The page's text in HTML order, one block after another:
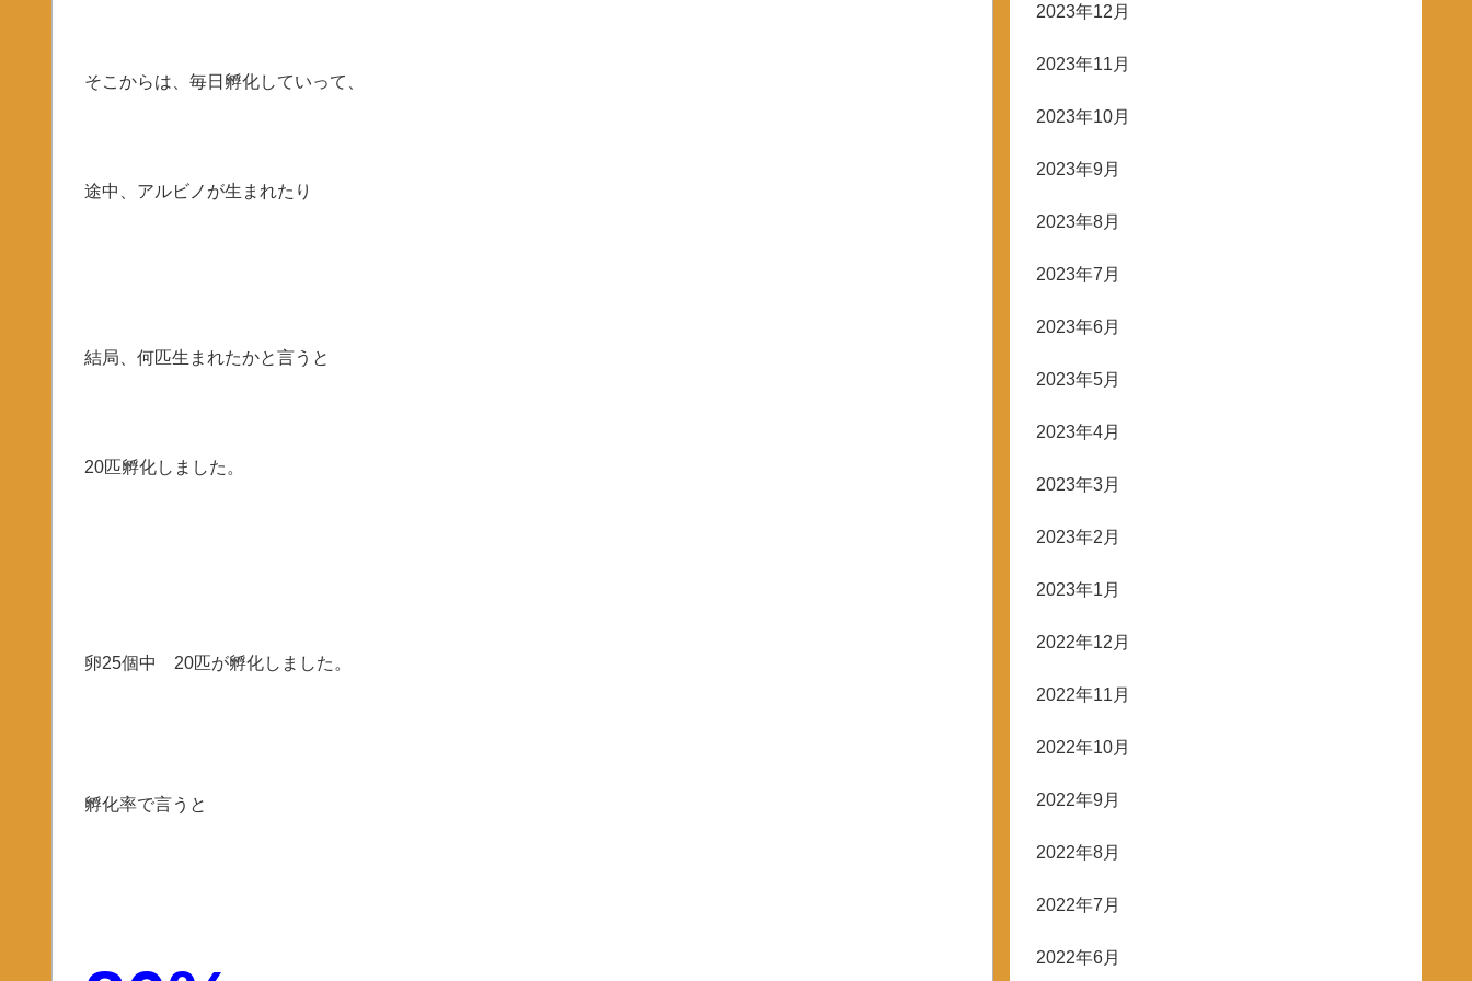
そこからは、毎日孵化していって、
途中、アルビノが生まれたり
結局、何匹生まれたかと言うと
20匹孵化しました。
卵25個中 20匹が孵化しました。
孵化率で言うと
2023年12月
2023年11月
2023年10月
2023年9月
2023年8月
2023年7月
2023年6月
2023年5月
2023年4月
2023年3月
2023年2月
2023年1月
2022年12月
2022年11月
2022年10月
2022年9月
2022年8月
2022年7月
2022年6月